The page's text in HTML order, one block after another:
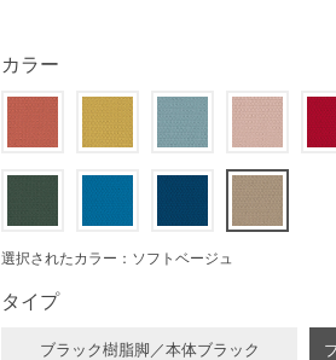
カラー
選択されたカラー：ソフトベージュ
タイプ
ブラック樹脂脚／本体ブラック